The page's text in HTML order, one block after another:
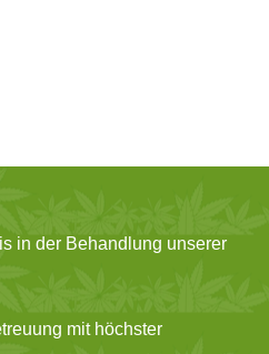
in der Behandlung unserer
mit höchster